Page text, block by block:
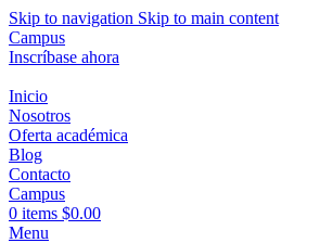
Skip to navigation Skip to main content
Campus
Inscríbase ahora
Inicio
Nosotros
Oferta académica
Blog
Contacto
Campus
0 items $0.00
Menu